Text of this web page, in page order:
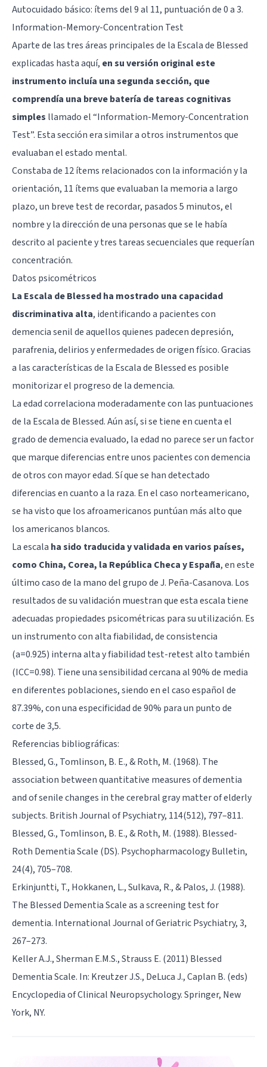
Autocuidado básico: ítems del 9 al 11, puntuación de 0 a 3.
Information-Memory-Concentration Test
Aparte de las tres áreas principales de la Escala de Blessed
explicadas hasta aquí, en su versión original este
instrumento incluía una segunda sección, que
comprendía una breve batería de tareas cognitivas
simples llamado el “Information-Memory-Concentration
Test”. Esta sección era similar a otros instrumentos que
evaluaban el estado mental.
Constaba de 12 ítems relacionados con la información y la
orientación, 11 ítems que evaluaban la memoria a largo
plazo, un breve test de recordar, pasados 5 minutos, el
nombre y la dirección de una personas que se le había
descrito al paciente y tres tareas secuenciales que requerían
concentración.
Datos psicométricos
La Escala de Blessed ha mostrado una capacidad
discriminativa alta, identificando a pacientes con
demencia senil de aquellos quienes padecen depresión,
parafrenia, delirios y enfermedades de origen físico. Gracias
a las características de la Escala de Blessed es posible
monitorizar el progreso de la demencia.
La edad correlaciona moderadamente con las puntuaciones
de la Escala de Blessed. Aún así, si se tiene en cuenta el
grado de demencia evaluado, la edad no parece ser un factor
que marque diferencias entre unos pacientes con demencia
de otros con mayor edad. Sí que se han detectado
diferencias en cuanto a la raza. En el caso norteamericano,
se ha visto que los afroamericanos puntúan más alto que
los americanos blancos.
La escala ha sido traducida y validada en varios países,
como China, Corea, la República Checa y España, en este
último caso de la mano del grupo de J. Peña-Casanova. Los
resultados de su validación muestran que esta escala tiene
adecuadas propiedades psicométricas para su utilización. Es
un instrumento con alta fiabilidad, de consistencia
(a=0.925) interna alta y fiabilidad test-retest alto también
(ICC=0.98). Tiene una sensibilidad cercana al 90% de media
en diferentes poblaciones, siendo en el caso español de
87.39%, con una especificidad de 90% para un punto de
corte de 3,5.
Referencias bibliográficas:
Blessed, G., Tomlinson, B. E., & Roth, M. (1968). The
association between quantitative measures of dementia
and of senile changes in the cerebral gray matter of elderly
subjects. British Journal of Psychiatry, 114(512), 797–811.
Blessed, G., Tomlinson, B. E., & Roth, M. (1988). Blessed-
Roth Dementia Scale (DS). Psychopharmacology Bulletin,
24(4), 705–708.
Erkinjuntti, T., Hokkanen, L., Sulkava, R., & Palos, J. (1988).
The Blessed Dementia Scale as a screening test for
dementia. International Journal of Geriatric Psychiatry, 3,
267–273.
Keller A.J., Sherman E.M.S., Strauss E. (2011) Blessed
Dementia Scale. In: Kreutzer J.S., DeLuca J., Caplan B. (eds)
Encyclopedia of Clinical Neuropsychology. Springer, New
York, NY.